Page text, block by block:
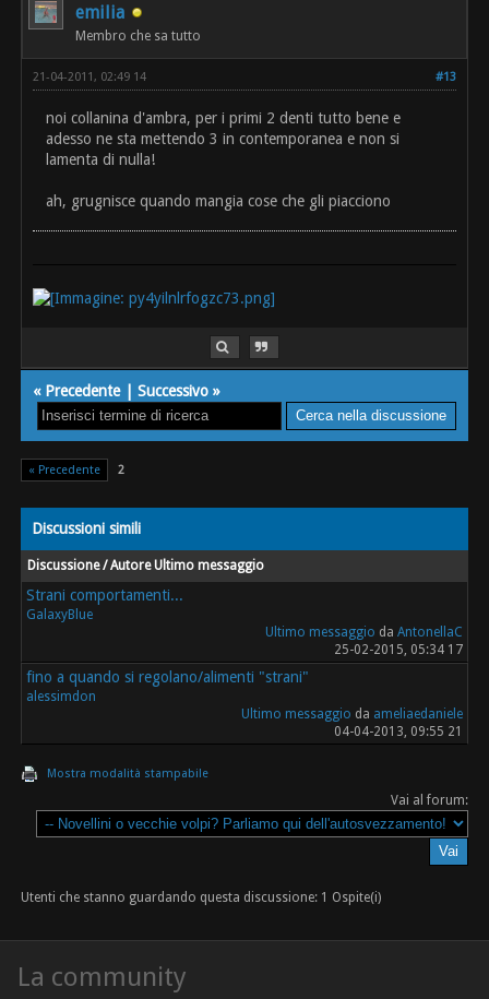
emilia
Membro che sa tutto
#13
21-04-2011, 02:49 14
noi collanina d'ambra, per i primi 2 denti tutto bene e
adesso ne sta mettendo 3 in contemporanea e non si
lamenta di nulla!
ah, grugnisce quando mangia cose che gli piacciono
« Precedente|Successivo »
« Precedente 2
Discussioni simili
Discussione / Autore Ultimo messaggio
Strani comportamenti...
GalaxyBlue
Ultimo messaggio da AntonellaC
25-02-2015, 05:34 17
fino a quando si regolano/alimenti "strani"
alessimdon
Ultimo messaggio da ameliaedaniele
04-04-2013, 09:55 21
Mostra modalità stampabile
Vai al forum:
Utenti che stanno guardando questa discussione: 1 Ospite(i)
La community